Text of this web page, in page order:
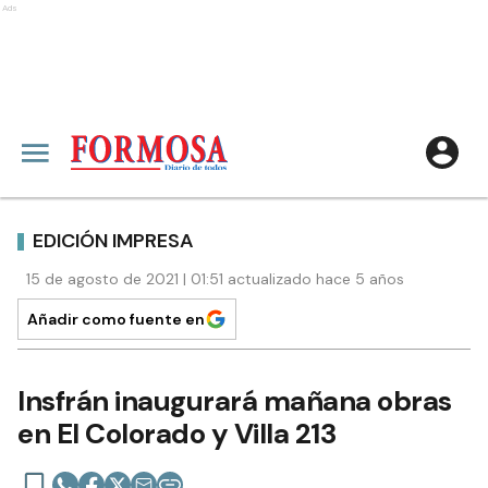
Ads
EDICIÓN IMPRESA
15 de agosto de 2021 | 01:51 actualizado hace 5 años
Añadir como fuente en
Insfrán inaugurará mañana obras
en El Colorado y Villa 213